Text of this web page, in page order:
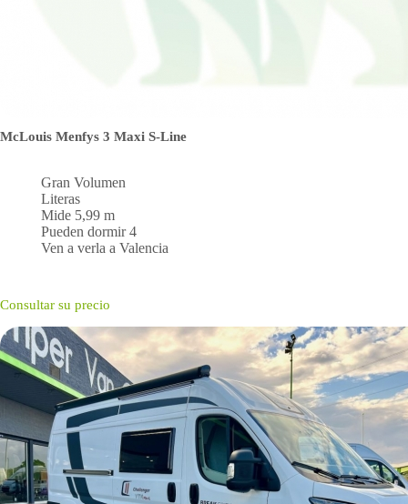
McLouis Menfys 3 Maxi S-Line
Gran Volumen
Literas
Mide 5,99 m
Pueden dormir 4
Ven a verla a Valencia
Consultar su precio